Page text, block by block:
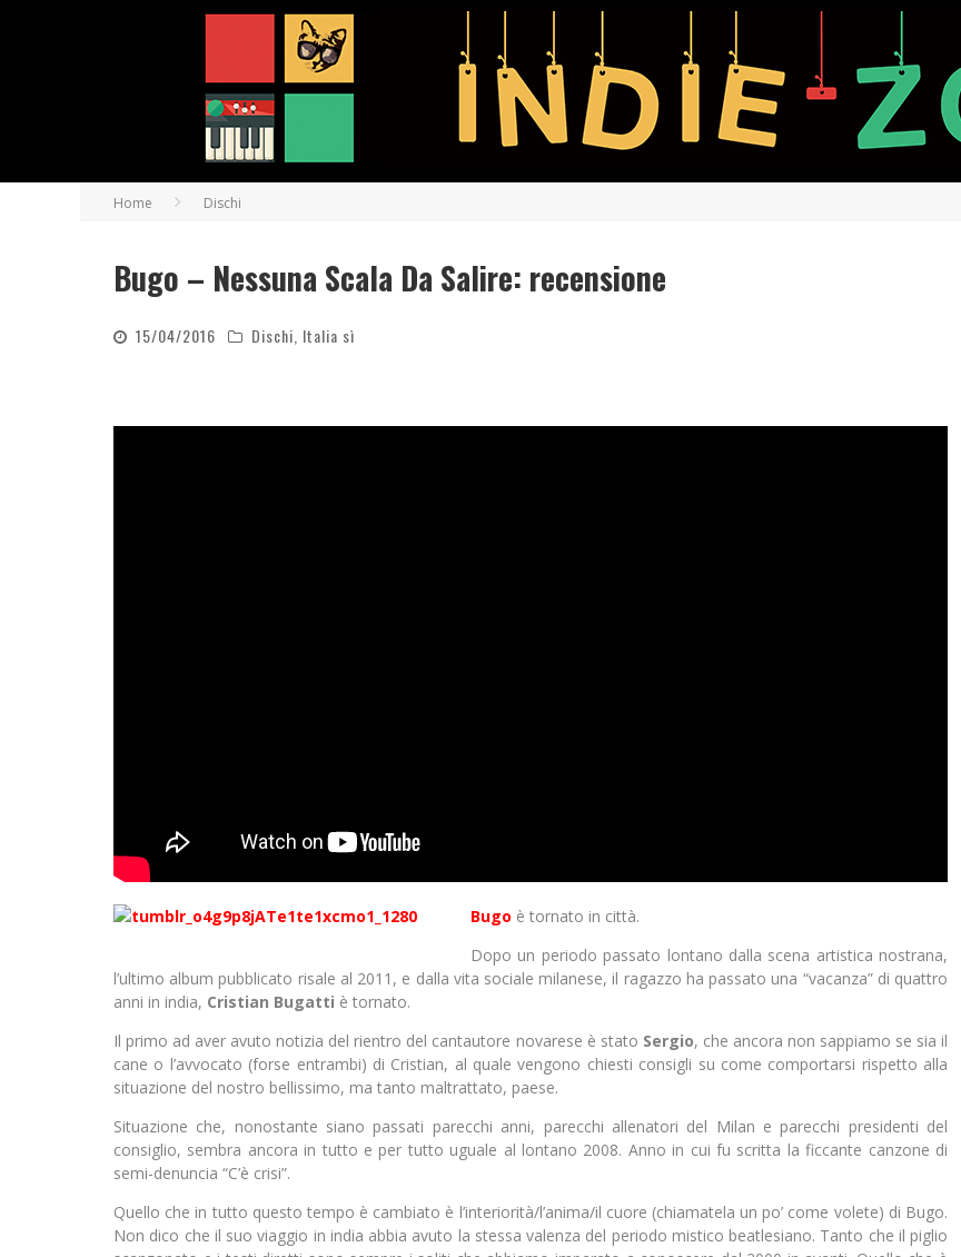
Home Dischi
Bugo – Nessuna Scala Da Salire: recensione
15/04/2016 Dischi Italia sì
Bugo è tornato in città.
Dopo un periodo passato lontano dalla scena artistica nostrana,
l’ultimo album pubblicato risale al 2011, e dalla vita sociale milanese, il ragazzo ha passato una “vacanza” di quattro
anni in india, Cristian Bugatti è tornato.
Il primo ad aver avuto notizia del rientro del cantautore novarese è stato Sergio, che ancora non sappiamo se sia il
cane o l’avvocato (forse entrambi) di Cristian, al quale vengono chiesti consigli su come comportarsi rispetto alla
situazione del nostro bellissimo, ma tanto maltrattato, paese.
Situazione che, nonostante siano passati parecchi anni, parecchi allenatori del Milan e parecchi presidenti del
consiglio, sembra ancora in tutto e per tutto uguale al lontano 2008. Anno in cui fu scritta la ficcante canzone di
semi-denuncia “C’è crisi”.
Quello che in tutto questo tempo è cambiato è l’interiorità/l’anima/il cuore (chiamatela un po’ come volete) di Bugo.
Non dico che il suo viaggio in india abbia avuto la stessa valenza del periodo mistico beatlesiano. Tanto che il piglio